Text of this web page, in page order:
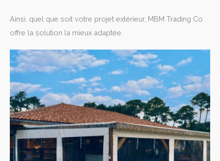
Ainsi, quel que soit votre projet extérieur, MBM Trading Co
offre la solution la mieux adaptée.